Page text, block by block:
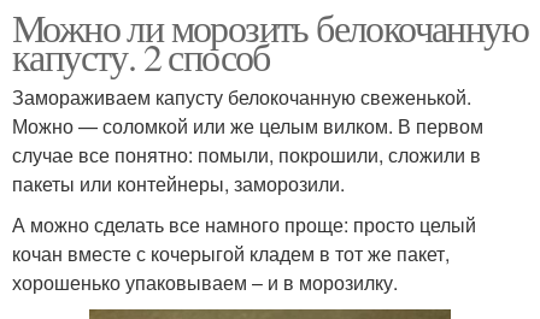
Можно ли морозить белокочанную
капусту. 2 способ
Замораживаем капусту белокочанную свеженькой.
Можно — соломкой или же целым вилком. В первом
случае все понятно: помыли, покрошили, сложили в
пакеты или контейнеры, заморозили.
А можно сделать все намного проще: просто целый
кочан вместе с кочерыгой кладем в тот же пакет,
хорошенько упаковываем – и в морозилку.